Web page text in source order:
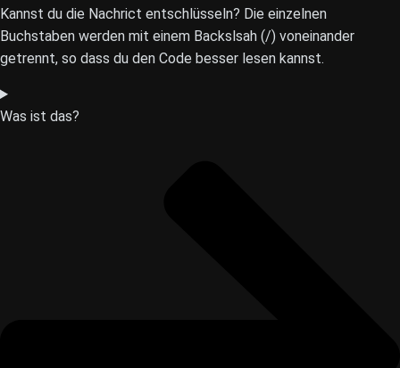
Kannst du die Nachrict entschlüsseln? Die einzelnen
Buchstaben werden mit einem Backslsah (/) voneinander
getrennt, so dass du den Code besser lesen kannst.
Was ist das?